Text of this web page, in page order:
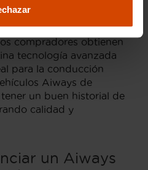
Aiways se destacan
y diseño moderno.
compradores obtienen
tecnología avanzada
para la conducción
Aiways de
un buen historial de
calidad y
un Aiways